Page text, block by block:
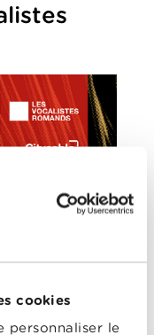
cookies
personnaliser le